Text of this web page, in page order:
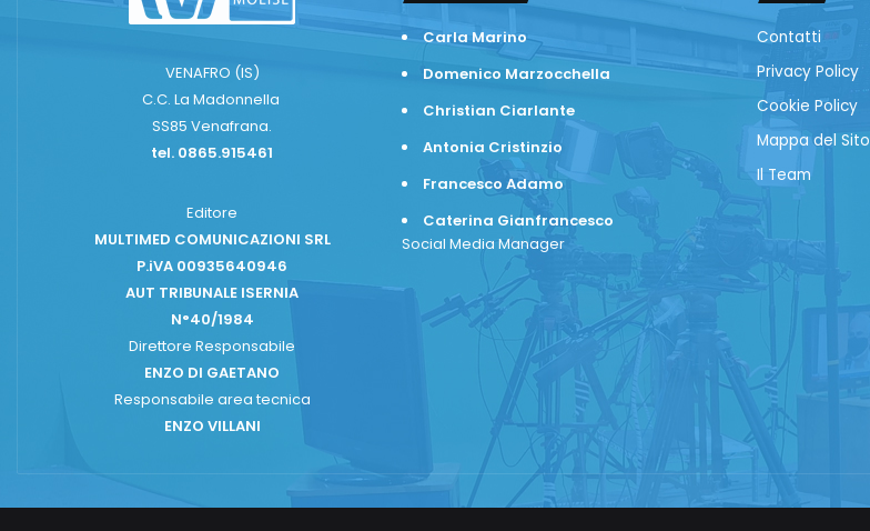
VENAFRO (IS)
C.C. La Madonnella
SS85 Venafrana.
tel. 0865.915461
Editore
MULTIMED COMUNICAZIONI SRL
P.iVA 00935640946
AUT TRIBUNALE ISERNIA
N°40/1984
Direttore Responsabile
ENZO DI GAETANO
Responsabile area tecnica
ENZO VILLANI
Carla Marino
Domenico Marzocchella
Christian Ciarlante
Antonia Cristinzio
Francesco Adamo
Caterina Gianfrancesco
Social Media Manager
Contatti
Privacy Policy
Cookie Policy
Mappa del Sito
Il Team